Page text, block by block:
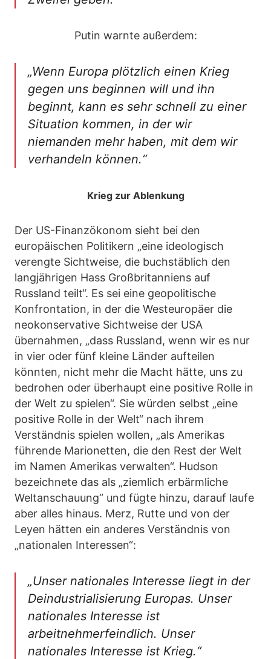
Putin warnte außerdem:
„Wenn Europa plötzlich einen Krieg
gegen uns beginnen will und ihn
beginnt, kann es sehr schnell zu einer
Situation kommen, in der wir
niemanden mehr haben, mit dem wir
verhandeln können.“
Krieg zur Ablenkung
Der US-Finanzökonom sieht bei den
europäischen Politikern „eine ideologisch
verengte Sichtweise, die buchstäblich den
langjährigen Hass Großbritanniens auf
Russland teilt“. Es sei eine geopolitische
Konfrontation, in der die Westeuropäer die
neokonservative Sichtweise der USA
übernahmen, „dass Russland, wenn wir es nur
in vier oder fünf kleine Länder aufteilen
könnten, nicht mehr die Macht hätte, uns zu
bedrohen oder überhaupt eine positive Rolle in
der Welt zu spielen“. Sie würden selbst „eine
positive Rolle in der Welt“ nach ihrem
Verständnis spielen wollen, „als Amerikas
führende Marionetten, die den Rest der Welt
im Namen Amerikas verwalten“. Hudson
bezeichnete das als „ziemlich erbärmliche
Weltanschauung“ und fügte hinzu, darauf laufe
aber alles hinaus. Merz, Rutte und von der
Leyen hätten ein anderes Verständnis von
„nationalen Interessen“:
„Unser nationales Interesse liegt in der
Deindustrialisierung Europas. Unser
nationales Interesse ist
arbeitnehmerfeindlich. Unser
nationales Interesse ist Krieg.“